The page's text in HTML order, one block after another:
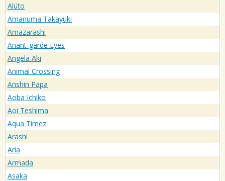
Alüto
Amanuma Takayuki
Amazarashi
Anant-garde Eyes
Angela Aki
Animal Crossing
Anshin Papa
Aoba Ichiko
Aoi Teshima
Aqua Timez
Arashi
Aria
Armada
Asaka